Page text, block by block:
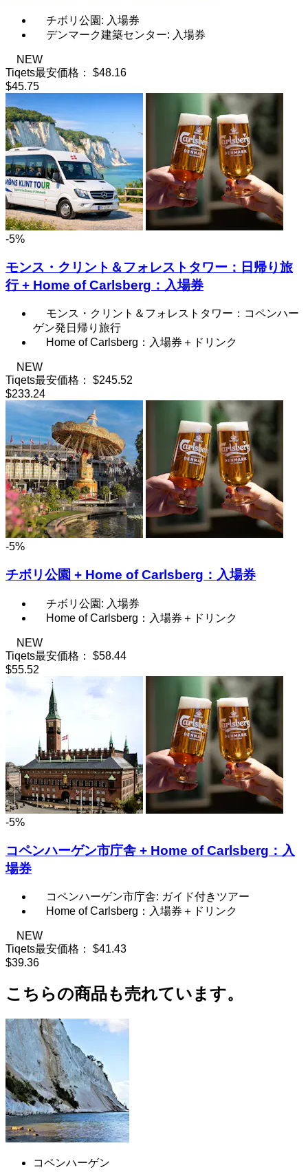
チボリ公園: 入場券
デンマーク建築センター: 入場券
NEW
Tiqets最安価格：
$48.16
$45.75
-5%
モンス・クリント＆フォレストタワー：日帰り旅
行 + Home of Carlsberg：入場券
モンス・クリント＆フォレストタワー：コペンハー
ゲン発日帰り旅行
Home of Carlsberg：入場券＋ドリンク
NEW
Tiqets最安価格：
$245.52
$233.24
-5%
チボリ公園 + Home of Carlsberg：入場券
チボリ公園: 入場券
Home of Carlsberg：入場券＋ドリンク
NEW
Tiqets最安価格：
$58.44
$55.52
-5%
コペンハーゲン市庁舎 + Home of Carlsberg：入
場券
コペンハーゲン市庁舎: ガイド付きツアー
Home of Carlsberg：入場券＋ドリンク
NEW
Tiqets最安価格：
$41.43
$39.36
こちらの商品も売れています。
コペンハーゲン